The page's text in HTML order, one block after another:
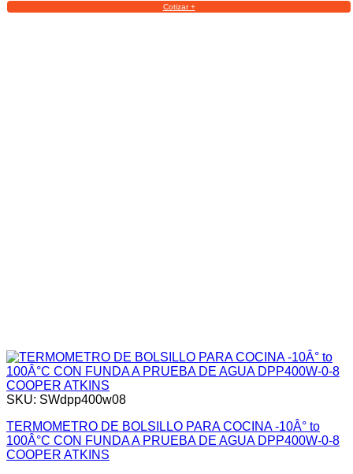
Cotizar +
SKU: SWdpp400w08
TERMOMETRO DE BOLSILLO PARA COCINA -10Â° to
100Â°C CON FUNDA A PRUEBA DE AGUA DPP400W-0-8
COOPER ATKINS